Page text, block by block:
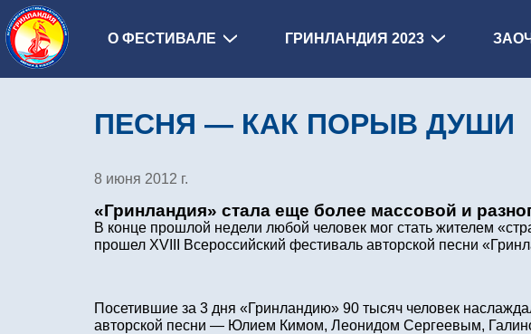
О ФЕСТИВАЛЕ ГРИНЛАНДИЯ 2023
ПЕСНЯ — КАК ПОРЫВ ДУШИ
8 июня 2012 г.
«Гринландия» стала еще более массовой и
В конце прошлой недели любой человек мог стать жителем
прошел XVIII Всероссийский фестиваль авторской песни
Посетившие за 3 дня «Гринландию» 90 тысяч человек
авторской песни — Юлием Кимом, Леонидом Сергеевым,